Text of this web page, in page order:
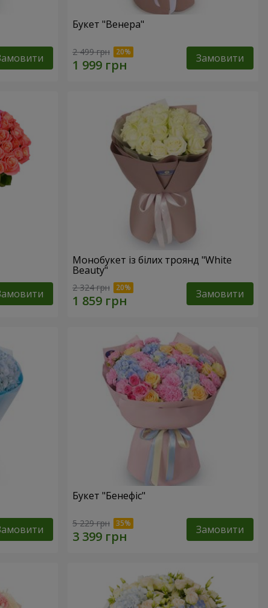
Букет "Венера"
2 499 грн Замовити
Монобукет із білих троянд "White
Beauty"
2 324 грн Замовити
Букет "Бенефіс"
5 229 грн Замовити